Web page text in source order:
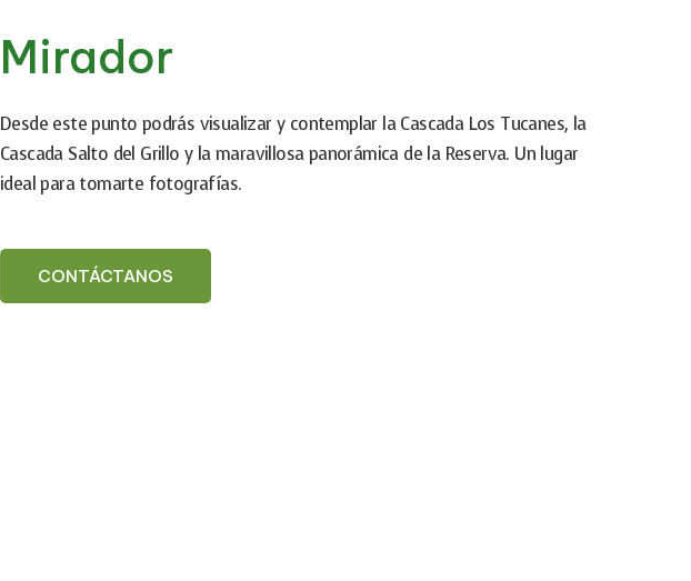
Mirador
Desde este punto podrás visualizar y contemplar la Cascada Los Tucanes, la
Cascada Salto del Grillo y la maravillosa panorámica de la Reserva. Un lugar
ideal para tomarte fotografías.
CONTÁCTANOS